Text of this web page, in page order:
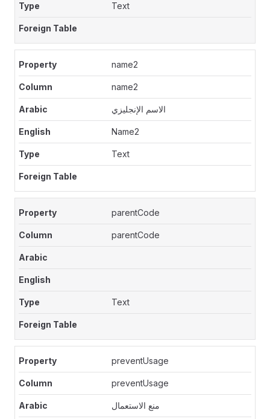
Text
name2
name2
الاسم الإنجليزي
Name2
Text
parentCode
parentCode
Text
preventUsage
preventUsage
منع الاستعمال